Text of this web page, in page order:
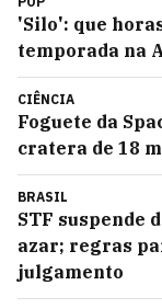
'Silo': que
temporada na
CIÊNCIA
Foguete da
cratera de 18
BRASIL
STF suspende
azar; regras
julgamento